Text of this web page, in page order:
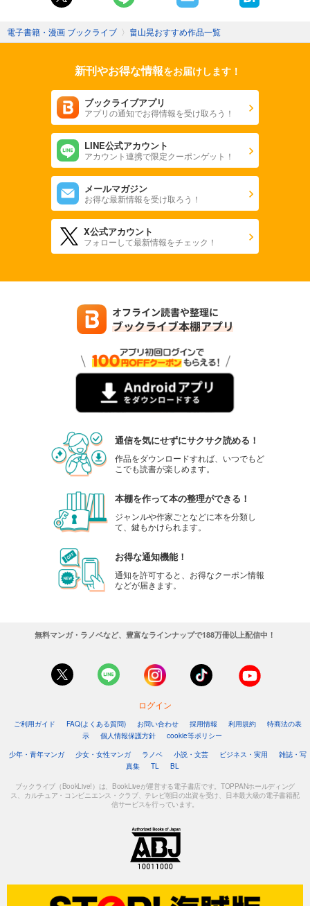
電子書籍・漫画 ブックライブ 〉 畠山晃おすすめ作品一覧
新刊やお得な情報をお届けします！
ブックライブアプリ
アプリの通知でお得情報を受け取ろう！
LINE公式アカウント
アカウント連携で限定クーポンゲット！
メールマガジン
お得な最新情報を受け取ろう！
X公式アカウント
フォローして最新情報をチェック！
通信を気にせずにサクサク読める！
作品をダウンロードすれば、いつでもど
こでも読書が楽しめます。
本棚を作って本の整理ができる！
ジャンルや作家ごとなどに本を分類し
て、鍵もかけられます。
お得な通知機能！
通知を許可すると、お得なクーポン情報
などが届きます。
無料マンガ・ラノベなど、豊富なラインナップで188万冊以上配信中！
ログイン
ご利用ガイド FAQ(よくある質問) お問い合わせ 採用情報 利用規約
特商法の表
示
個人情報保護方針
cookie等ポリシー
少年・青年マンガ
少女・女性マンガ ラノベ 小説・文芸 ビジネス・実用
雑誌・写
真集
TL BL
ブックライブ（BookLive!）は、BookLiveが運営する電子書店です。TOPPANホールディング
ス、カルチュア・コンビニエンス・クラブ、テレビ朝日の出資を受け、日本最大級の電子書籍配
信サービスを行っています。